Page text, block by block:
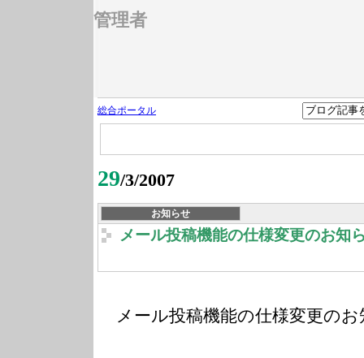
管理者
総合ポータル
29/3/2007
お知らせ
メール投稿機能の仕様変更のお知
メール投稿機能の仕様変更の